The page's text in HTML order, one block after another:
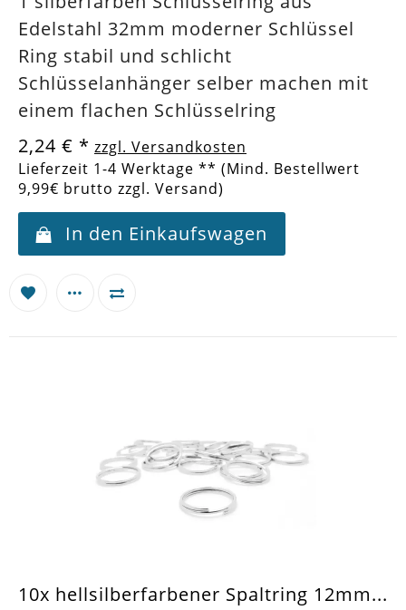
Edelstahl 32mm moderner Schlüssel
Ring stabil und schlicht
Schlüsselanhänger selber machen mit
einem flachen Schlüsselring
2,24 € * zzgl. Versandkosten
Lieferzeit 1-4 Werktage ** (Mind. Bestellwert
9,99€ brutto zzgl. Versand)
In den Einkaufswagen
10x hellsilberfarbener Spaltring 12mm...